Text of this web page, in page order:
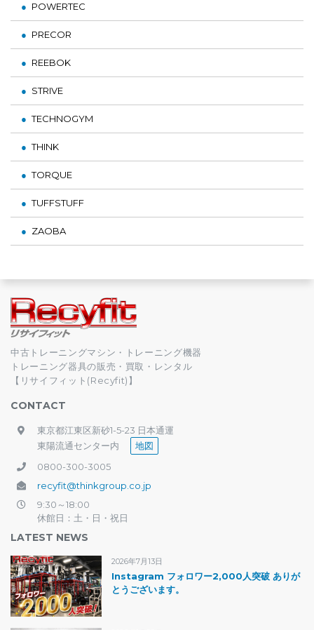
POWERTEC
PRECOR
REEBOK
STRIVE
TECHNOGYM
THINK
TORQUE
TUFFSTUFF
ZAOBA
中古トレーニングマシン・トレーニング機器
トレーニング器具の販売・買取・レンタル
【リサイフィット(Recyfit)】
CONTACT
東京都江東区新砂1-5-23 日本通運
東陽流通センター内
地図
0800-300-3005
recyfit@thinkgroup.co.jp
9:30～18:00
休館日：土・日・祝日
LATEST NEWS
2026年7月13日
Instagram フォロワー2,000人突破 ありが
とうございます。